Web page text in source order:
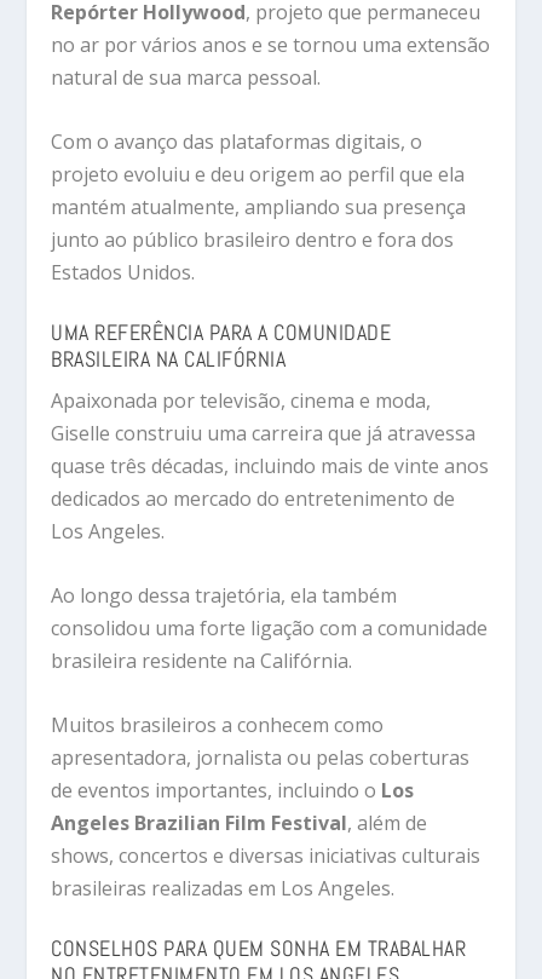
Repórter Hollywood, projeto que permaneceu
no ar por vários anos e se tornou uma extensão
natural de sua marca pessoal.
Com o avanço das plataformas digitais, o
projeto evoluiu e deu origem ao perfil que ela
mantém atualmente, ampliando sua presença
junto ao público brasileiro dentro e fora dos
Estados Unidos.
UMA REFERÊNCIA PARA A COMUNIDADE
BRASILEIRA NA CALIFÓRNIA
Apaixonada por televisão, cinema e moda,
Giselle construiu uma carreira que já atravessa
quase três décadas, incluindo mais de vinte anos
dedicados ao mercado do entretenimento de
Los Angeles.
Ao longo dessa trajetória, ela também
consolidou uma forte ligação com a comunidade
brasileira residente na Califórnia.
Muitos brasileiros a conhecem como
apresentadora, jornalista ou pelas coberturas
de eventos importantes, incluindo o Los
Angeles Brazilian Film Festival, além de
shows, concertos e diversas iniciativas culturais
brasileiras realizadas em Los Angeles.
CONSELHOS PARA QUEM SONHA EM TRABALHAR